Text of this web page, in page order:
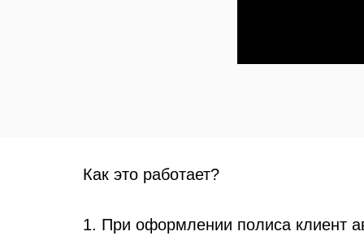
Как это работает?
1. При оформлении полиса клиент